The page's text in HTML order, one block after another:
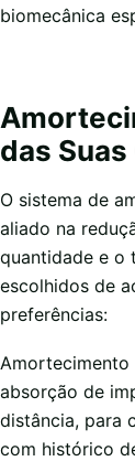
biomecânica
das
O sistema de
aliado na
quantidade e o
escolhidos de
preferências:
absorção de
distância, para
com histórico